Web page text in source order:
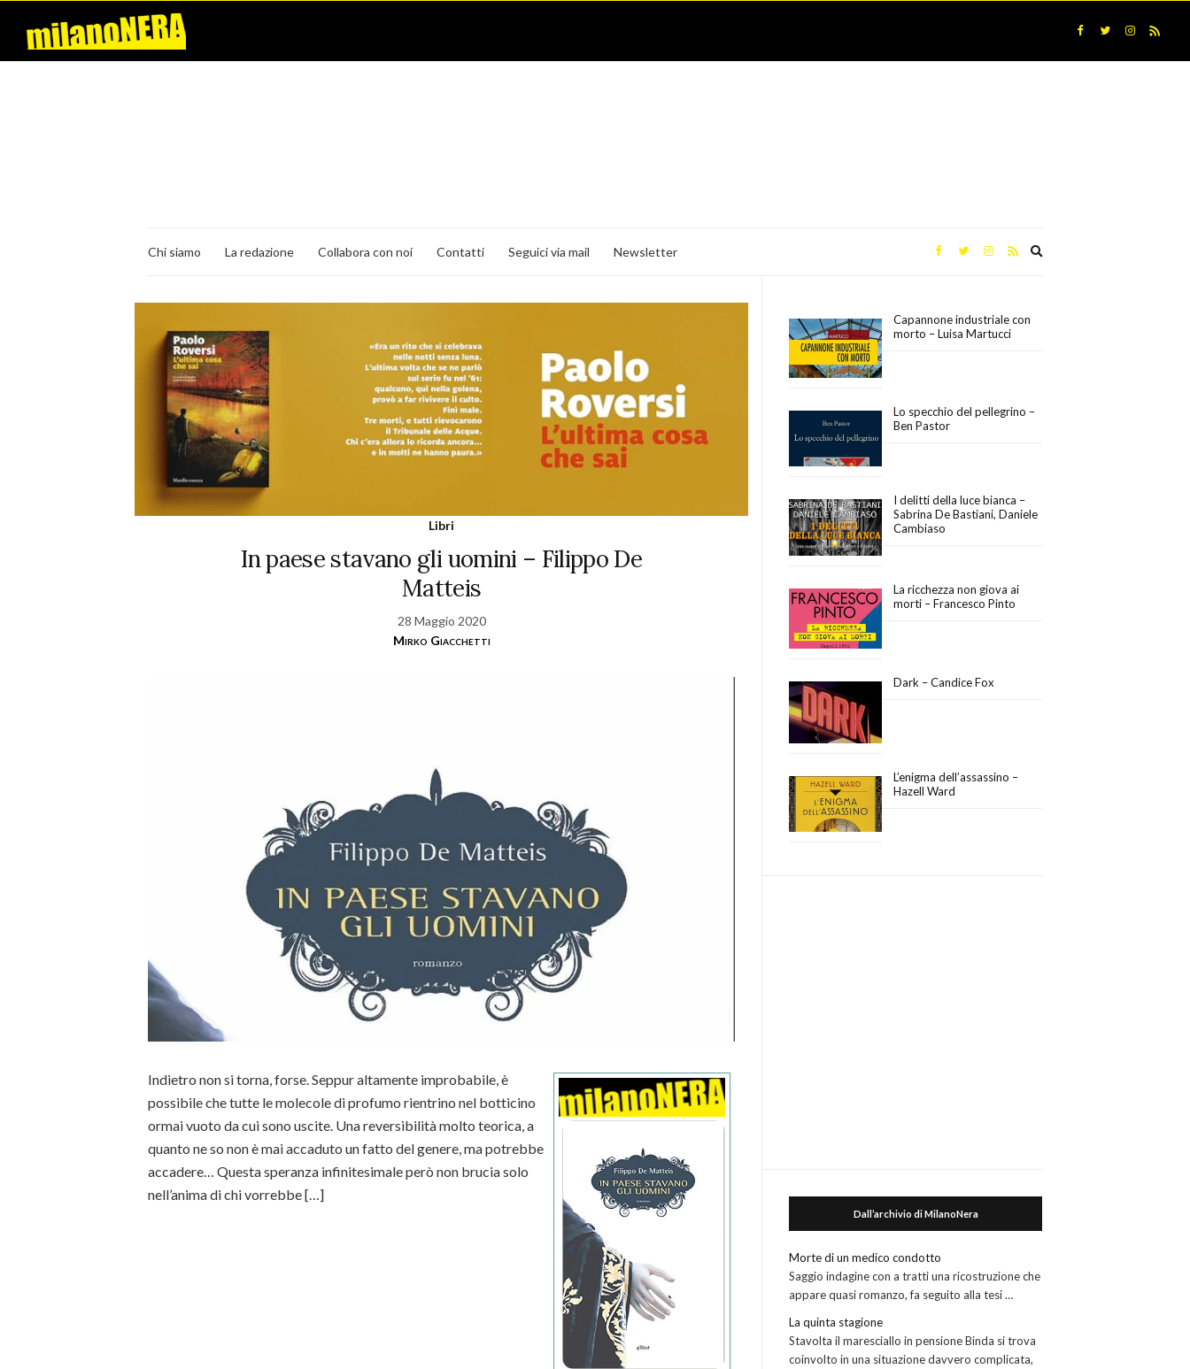
Chi siamo La redazione Collabora con noi Contatti Seguici via mail Newsletter
Libri
In paese stavano gli uomini – Filippo De
Matteis
28 Maggio 2020
Mirko Giacchetti
Indietro non si torna, forse. Seppur altamente improbabile, è
possibile che tutte le molecole di profumo rientrino nel botticino
ormai vuoto da cui sono uscite. Una reversibilità molto teorica, a
quanto ne so non è mai accaduto un fatto del genere, ma potrebbe
accadere… Questa speranza infinitesimale però non brucia solo
nell’anima di chi vorrebbe […]
Capannone industriale con
morto – Luisa Martucci
Lo specchio del pellegrino –
Ben Pastor
I delitti della luce bianca –
Sabrina De Bastiani, Daniele
Cambiaso
La ricchezza non giova ai
morti – Francesco Pinto
Dark – Candice Fox
L’enigma dell’assassino –
Hazell Ward
Dall’archivio di MilanoNera
Morte di un medico condotto
Saggio indagine con a tratti una ricostruzione che
appare quasi romanzo, fa seguito alla tesi …
La quinta stagione
Stavolta il maresciallo in pensione Binda si trova
coinvolto in una situazione davvero complicata,